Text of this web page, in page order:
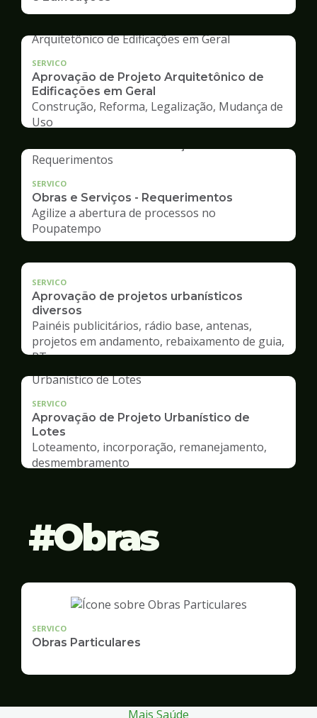
SERVICO
Aprovação de Projeto Arquitetônico de
Edificações em Geral
Construção, Reforma, Legalização, Mudança de
Uso
SERVICO
Obras e Serviços - Requerimentos
Agilize a abertura de processos no
Poupatempo
SERVICO
Aprovação de projetos urbanísticos
diversos
Painéis publicitários, rádio base, antenas,
projetos em andamento, rebaixamento de guia,
RT
SERVICO
Aprovação de Projeto Urbanístico de
Lotes
Loteamento, incorporação, remanejamento,
desmembramento
Obras
SERVICO
Obras Particulares
Mais Saúde